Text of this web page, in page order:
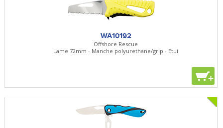
WA10192
Offshore Rescue
Lame 72mm - Manche polyurethane/grip - Etui
+